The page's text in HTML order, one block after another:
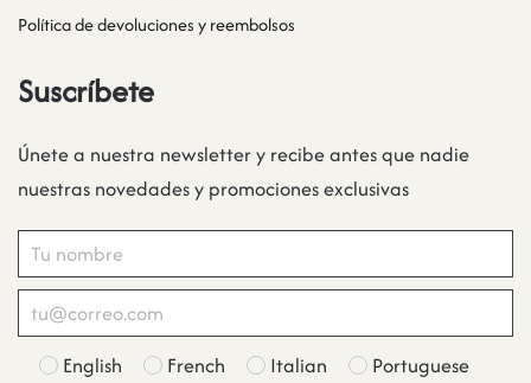
Política de devoluciones y reembolsos
Suscríbete
Únete a nuestra newsletter y recibe antes que nadie
nuestras novedades y promociones exclusivas
English French Italian
Portuguese